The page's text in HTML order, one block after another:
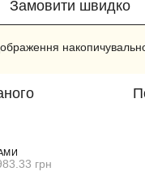
Замовити швидко
грн